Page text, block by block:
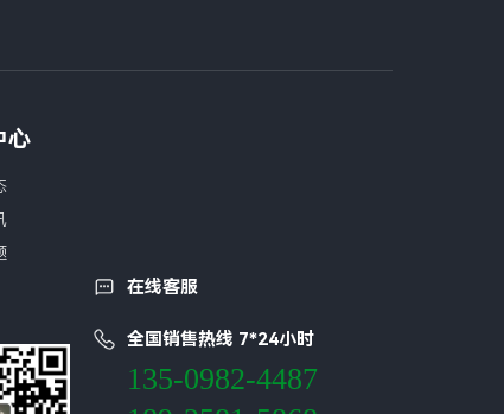
心
在线客服
全国销售热线 7*24小时
135-0982-4487